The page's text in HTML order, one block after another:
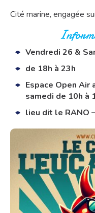
Cité marine, engagée
Vendredi 26 &
de 18h à 23h
Espace Open Air
samedi de 10h à
lieu dit le RANO